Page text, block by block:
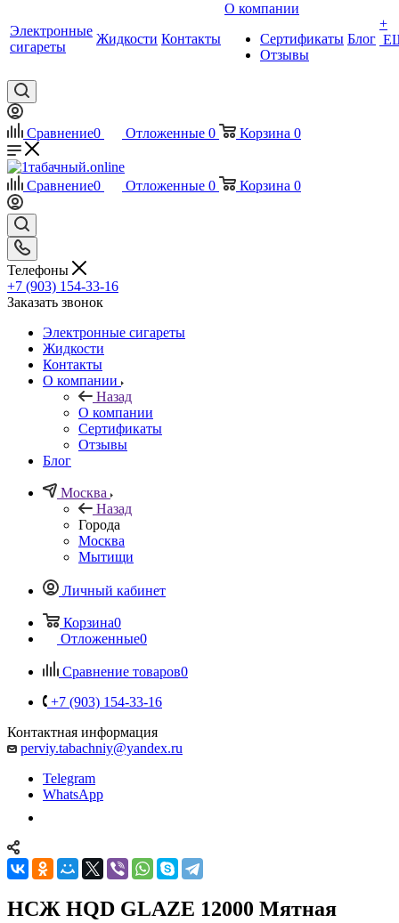
Электронные
сигареты
Жидкости Контакты
О компании
Сертификаты
Отзывы
Блог
+
Сравнение0 Отложенные 0 Корзина 0
Сравнение0 Отложенные 0 Корзина 0
Телефоны
+7 (903) 154-33-16
Заказать звонок
Электронные сигареты
Жидкости
Контакты
О компании
Назад
О компании
Сертификаты
Отзывы
Блог
Москва
Назад
Города
Москва
Мытищи
Личный кабинет
Корзина0
Отложенные0
Сравнение товаров0
+7 (903) 154-33-16
Контактная информация
perviy.tabachniy@yandex.ru
Telegram
WhatsApp
НСЖ HQD GLAZE 12000 Мятная